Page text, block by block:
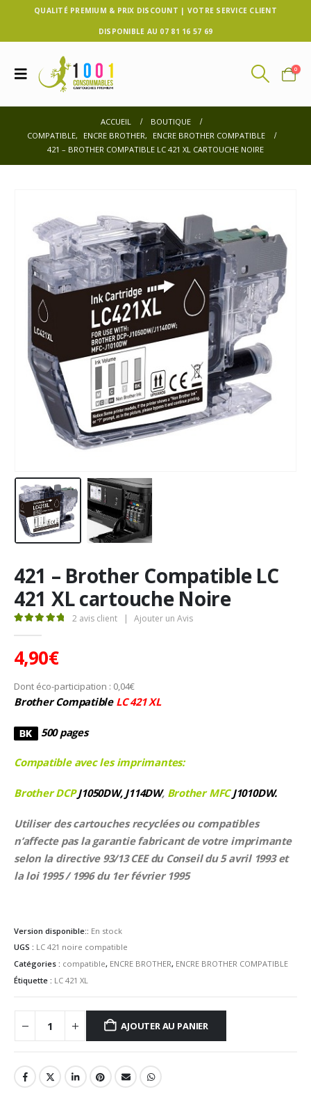
QUALITÉ PREMIUM & PRIX DISCOUNT | VOTRE SERVICE CLIENT
DISPONIBLE AU 07 81 16 57 69
0
ACCUEIL
BOUTIQUE
COMPATIBLE, ENCRE BROTHER,
ENCRE BROTHER COMPATIBLE
421 – BROTHER COMPATIBLE LC 421 XL CARTOUCHE NOIRE
421 – Brother Compatible LC
421 XL cartouche Noire
2 avis client Ajouter un Avis
4,90€
Dont éco-participation : 0,04€
Brother CompatibleLC 421 XL
500 pages
Compatible avec les imprimantes:
Brother DCP J1050DW, J114DW, Brother MFC J1010DW.
Utiliser des cartouches recyclées ou compatibles
n’affecte pas la garantie fabricant de votre imprimante
selon la directive 93/13 CEE du Conseil du 5 avril 1993 et
la loi 1995 / 1996 du 1er février 1995
Version disponible:: En stock
UGS : LC 421 noire compatible
Catégories : compatible, ENCRE BROTHER, ENCRE BROTHER COMPATIBLE
Étiquette : LC 421 XL
AJOUTER AU PANIER